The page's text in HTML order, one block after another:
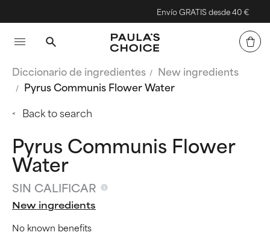
Envío GRATIS desde 40 €
Diccionario de ingredientes
New ingredients
Pyrus Communis Flower Water
Back to search
Pyrus Communis Flower
Water
SIN CALIFICAR
New ingredients
No known benefits